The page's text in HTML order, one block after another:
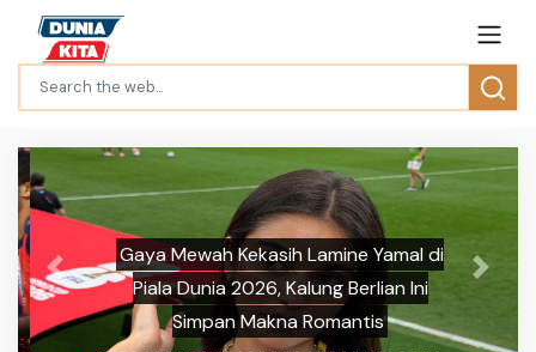
Gaya Mewah Kekasih Lamine Yamal di
Piala Dunia 2026, Kalung Berlian Ini
Simpan Makna Romantis
Previous Next